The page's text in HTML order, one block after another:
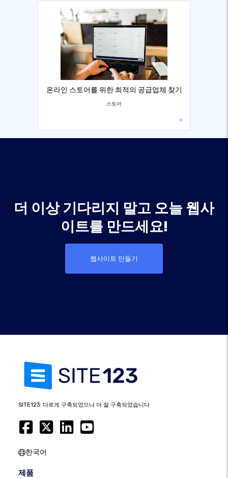
온라인 스토어를 위한 최적의 공급업체 찾기
스토어
더 이상 기다리지 말고 오늘 웹사
이트를 만드세요!
웹사이트 만들기
SITE123: 다르게 구축되었으나 더 잘 구축되었습니다
한국어
제품